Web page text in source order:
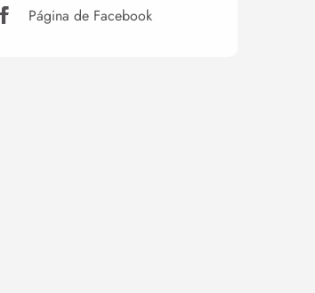
Página de Facebook